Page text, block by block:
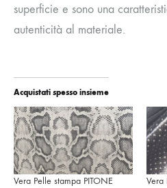
superficie e sono una
autenticità al materiale.
Acquistati spesso insieme
Vera Pelle stampa PITONE
Vera